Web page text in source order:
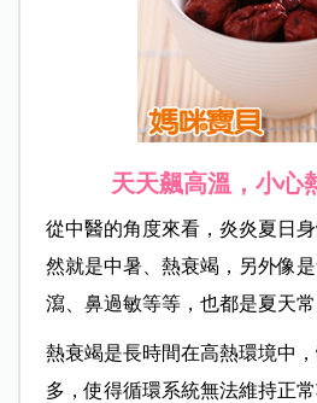
天天飆高溫，小心
從中醫的角度來看，炎炎夏日
然就是中暑、熱衰竭，另外像
瀉、鼻過敏等等，也都是夏天常
熱衰竭是長時間在高熱環境中
多，使得循環系統無法維持正